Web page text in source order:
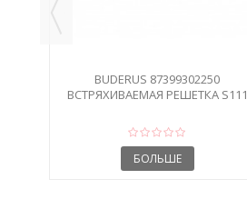
BUDERUS 87399302250
ВСТРЯХИВАЕМАЯ РЕШЕТКА S111
БОЛЬШЕ